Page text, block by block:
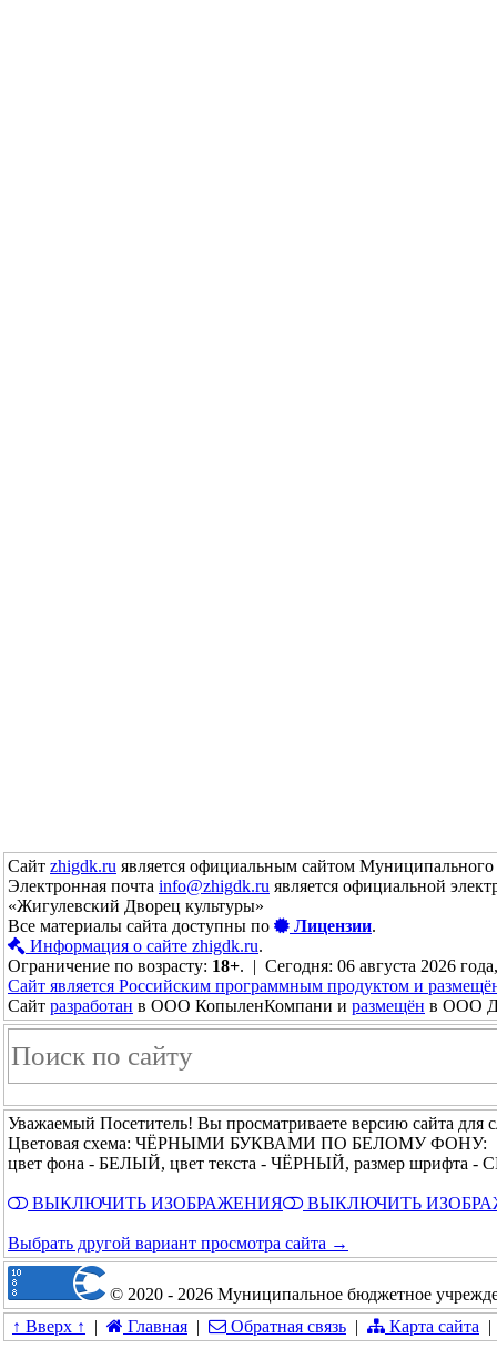
Сайт zhigdk.ru является официальным сайтом
Электронная почта info@zhigdk.ru является официальной
«Жигулевский Дворец культуры»
Все материалы сайта доступны по
Лицензии.
Информация о сайте zhigdk.ru.
Ограничение по возрасту: 18+. | Сегодня: 06 августа 2026
Сайт является Российским программным продуктом и
Сайт разработан в ООО КопыленКомпани и размещён в ООО
Уважаемый Посетитель! Вы просматриваете версию сайта для
Цветовая схема: ЧЁРНЫМИ БУКВАМИ ПО БЕЛОМУ ФОНУ:
цвет фона - БЕЛЫЙ, цвет текста - ЧЁРНЫЙ, размер шрифта -
ВЫКЛЮЧИТЬ ИЗОБРАЖЕНИЯ ВЫКЛЮЧИТЬ
Выбрать другой вариант просмотра сайта →
© 2020 - 2026 Муниципальное бюджетное
↑ Вверх ↑
| Главная | Обратная связь | Карта сайта